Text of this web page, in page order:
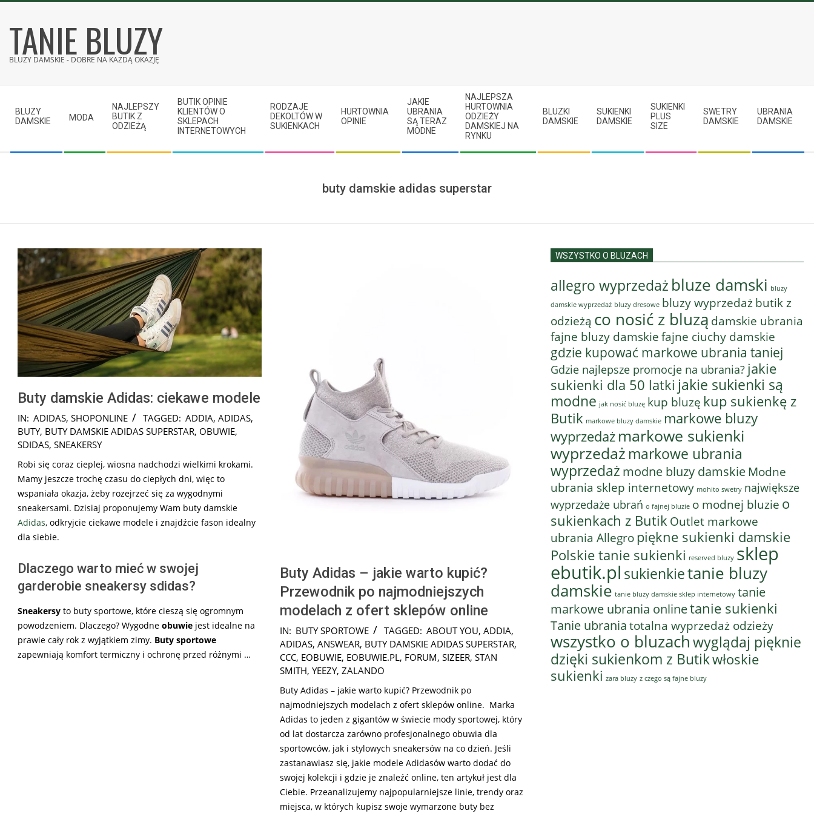
content
TANIE BLUZY
BLUZY DAMSKIE - DOBRE NA KAŻDĄ OKAZJĘ
Navigation
Menu
BLUZY
DAMSKIE
MODA
NAJLEPSZY
BUTIK Z
ODZIEŻĄ
BUTIK OPINIE
KLIENTÓW O
SKLEPACH
INTERNETOWYCH
RODZAJE
DEKOLTÓW W
SUKIENKACH
HURTOWNIA
OPINIE
JAKIE
UBRANIA
SĄ TERAZ
MODNE
NAJLEPSZA
HURTOWNIA
ODZIEŻY
DAMSKIEJ NA
RYNKU
BLUZKI
DAMSKIE
SUKIENKI
DAMSKIE
SUKIENKI
PLUS
SIZE
SWETRY
DAMSKIE
UBRANIA
DAMSKIE
buty damskie adidas superstar
Buty damskie Adidas: ciekawe modele
2026-
02-
15
IN: ADIDAS, SHOPONLINE TAGGED: ADDIA, ADIDAS,
BUTY, BUTY DAMSKIE ADIDAS SUPERSTAR, OBUWIE,
SDIDAS, SNEAKERSY
Robi się coraz cieplej, wiosna nadchodzi wielkimi krokami.
Mamy jeszcze trochę czasu do ciepłych dni, więc to
wspaniała okazja, żeby rozejrzeć się za wygodnymi
sneakersami. Dzisiaj proponujemy Wam buty damskie
Adidas, odkryjcie ciekawe modele i znajdźcie fason idealny
dla siebie.
Dlaczego warto mieć w swojej
garderobie sneakersy sdidas?
Sneakersy to buty sportowe, które cieszą się ogromnym
powodzeniem. Dlaczego? Wygodne obuwie jest idealne na
prawie cały rok z wyjątkiem zimy. Buty sportowe
zapewniają komfort termiczny i ochronę przed różnymi …
Buty Adidas – jakie warto kupić?
Przewodnik po najmodniejszych
modelach z ofert sklepów online
2024-
11-
29
IN: BUTY SPORTOWE TAGGED: ABOUT YOU, ADDIA,
ADIDAS, ANSWEAR, BUTY DAMSKIE ADIDAS SUPERSTAR,
CCC, EOBUWIE, EOBUWIE.PL, FORUM, SIZEER, STAN
SMITH, YEEZY, ZALANDO
Buty Adidas – jakie warto kupić? Przewodnik po
najmodniejszych modelach z ofert sklepów online. Marka
Adidas to jeden z gigantów w świecie mody sportowej, który
od lat dostarcza zarówno profesjonalnego obuwia dla
sportowców, jak i stylowych sneakersów na co dzień. Jeśli
zastanawiasz się, jakie modele Adidasów warto dodać do
swojej kolekcji i gdzie je znaleźć online, ten artykuł jest dla
Ciebie. Przeanalizujemy najpopularniejsze linie, trendy oraz
miejsca, w których kupisz swoje wymarzone buty bez
WSZYSTKO O BLUZACH
allegro wyprzedaż bluze damski bluzy
damskie wyprzedaż bluzy dresowe bluzy wyprzedaż butik z
odzieżą co nosić z bluzą damskie ubrania
fajne bluzy damskiefajne ciuchy damskie
gdzie kupować markowe ubrania taniej
Gdzie najlepsze promocje na ubrania? jakie
sukienki dla 50 latki jakie sukienki są
modne jak nosić bluzę kup bluzę kup sukienkę z
Butik markowe bluzy damskie markowe bluzy
wyprzedaż markowe sukienki
wyprzedaż markowe ubrania
wyprzedaż modne bluzy damskie Modne
ubrania sklep internetowy mohito swetry największe
wyprzedaże ubrań o fajnej bluzie o modnej bluzie o
sukienkach z Butik Outlet markowe
ubrania Allegropiękne sukienki damskie
Polskie tanie sukienki reserved bluzy sklep
ebutik.pl sukienkietanie bluzy
damskie tanie bluzy damskie sklep internetowy tanie
markowe ubrania onlinetanie sukienki
Tanie ubrania totalna wyprzedaż odzieży
wszystko o bluzachwyglądaj pięknie
dzięki sukienkom z Butikwłoskie
sukienki zara bluzy z czego są fajne bluzy